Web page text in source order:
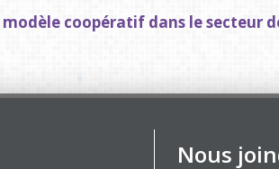
modèle coopératif dans le secteur
Nous